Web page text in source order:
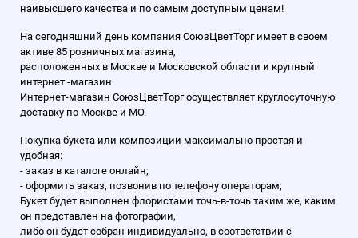
наивысшего качества и по самым доступным ценам!
На сегодняшний день компания СоюзЦветТорг имеет в своем
активе 85 розничных магазина,
расположенных в Москве и Московской области и крупный
интернет -магазин.
Интернет-магазин СоюзЦветТорг осуществляет круглосуточную
доставку по Москве и МО.
Покупка букета или композиции максимально простая и
удобная:
- заказ в каталоге онлайн;
- оформить заказ, позвонив по телефону операторам;
Букет будет выполнен флористами точь-в-точь таким же, каким
он представлен на фотографии,
либо он будет собран индивидуально, в соответствии с